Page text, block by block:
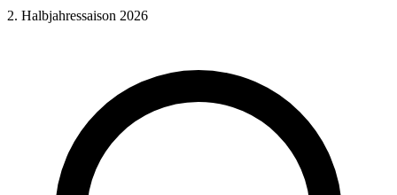
2. Halbjahressaison 2026